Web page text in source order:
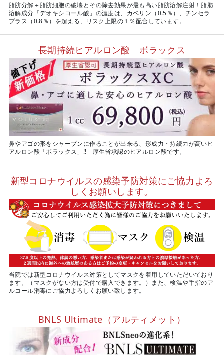
脂肪分解＋脂肪細胞の破壊とその除去効果が最も高い脂肪溶解注射！脂肪
溶解成分「デオキシコール酸」の濃度は、カベリン（0.5％）、チンセラ
プラス（0.8％）を超える、リスク上限の１％配合しています。
長期持続ヒアルロン酸 ボラックス
鼻やアゴの形をシャープンに作ることが出来る、形成力・持続力が高いヒ
アルロン酸「ボラックス」‼ 厚生省承認のヒアルロン酸です。
新型コロナウイルスの感染予防対策にご協力よろ
しくお願いします。
当院では新型コロナウイルス対策としてマスクを着用していただいており
ます。（マスクがない方は受付で購入できます。）また、検温や手指のア
ルコール消毒にご協力よろしくお願い致します。
BNLS Ultimate（アルティメット）